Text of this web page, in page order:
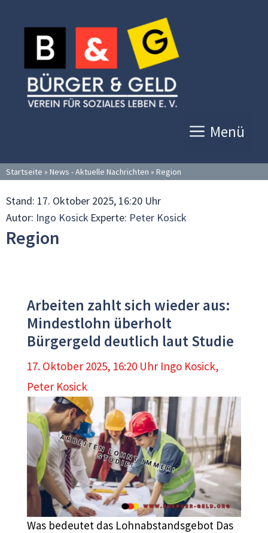
Inhalt
springen
Menü
Startseite » News - Aktuelle Nachrichten » Region
Stand: 17. Oktober 2025, 16:20 Uhr
Autor: Ingo Kosick Experte: Peter Kosick
Region
Arbeiten zahlt sich wieder aus:
Mindestlohn überholt
Bürgergeld deutlich laut Studie
17. Oktober 2025, 16:20 Uhr Ingo Kosick,
Peter Kosick
Was bedeutet das Lohnabstandsgebot Das